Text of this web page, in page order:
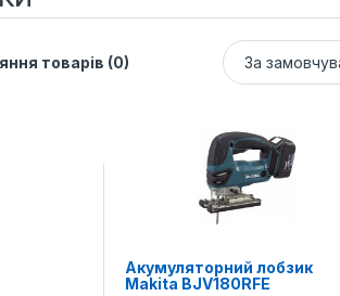
товарів (0)
Акумуляторний лобзик
Makita BJV180RFE